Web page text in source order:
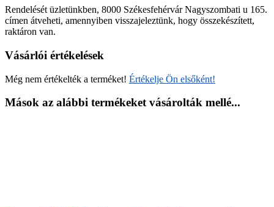
Rendelését üzletünkben, 8000 Székesfehérvár Nagyszombati u 165.
címen átveheti, amennyiben visszajeleztünk, hogy összekészített,
raktáron van.
Vásárlói értékelések
Még nem értékelték a terméket! Értékelje Ön elsőként!
Mások az alábbi termékeket vásárolták mellé...